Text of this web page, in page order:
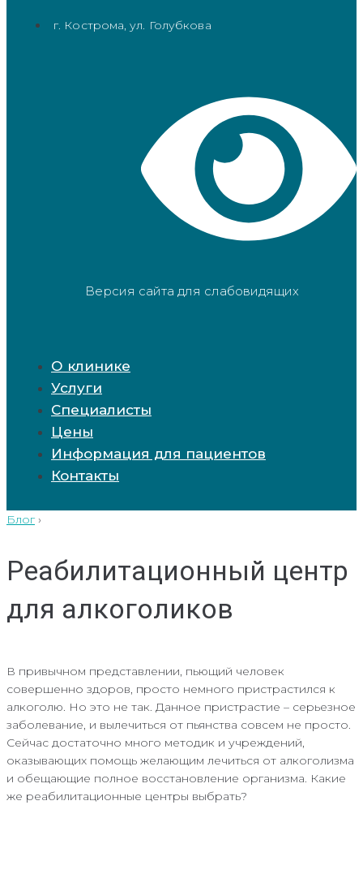
г. Кострома, ул. Голубкова
Версия сайта для слабовидящих
О клинике
Услуги
Специалисты
Цены
Информация для пациентов
Контакты
Блог ›
Реабилитационный центр
для алкоголиков
В привычном представлении, пьющий человек
совершенно здоров, просто немного пристрастился к
алкоголю. Но это не так. Данное пристрастие – серьезное
заболевание, и вылечиться от пьянства совсем не просто.
Сейчас достаточно много методик и учреждений,
оказывающих помощь желающим лечиться от алкоголизма
и обещающие полное восстановление организма. Какие
же реабилитационные центры выбрать?